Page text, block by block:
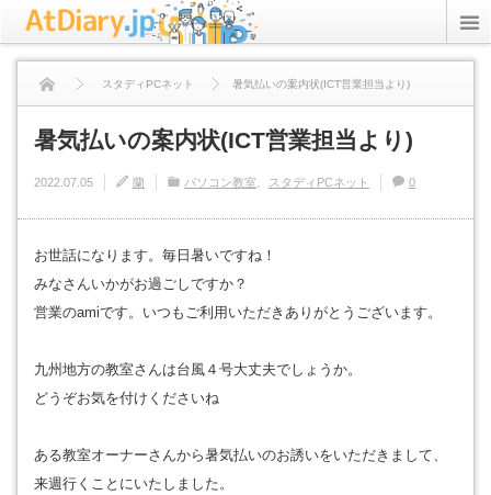
スタディPCネット 暑気払いの案内状(ICT営業担当より)
暑気払いの案内状(ICT営業担当より)
2022.07.05 蘭 パソコン教室 スタディPCネット 0
お世話になります。毎日暑いですね！
みなさんいかがお過ごしですか？
営業のamiです。いつもご利用いただきありがとうございます。
九州地方の教室さんは台風４号大丈夫でしょうか。
どうぞお気を付けくださいね
ある教室オーナーさんから暑気払いのお誘いをいただきまして、
来週行くことにいたしました。
StudyPC.NET
資格アリーナ
プライバシーポリシー